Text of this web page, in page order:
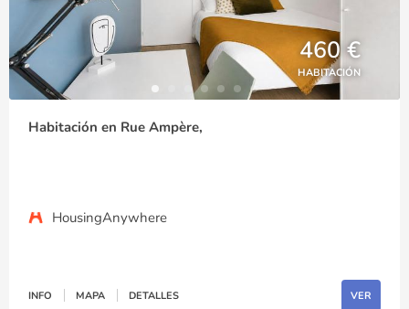
460 €
HABITACIÓN
Habitación en Rue Ampère,
HousingAnywhere
INFO MAPA DETALLES VER